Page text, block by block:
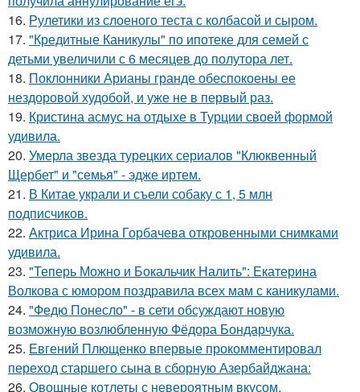
16. Рулетики из слоеного теста с колбасой и сыром.
17. "Кредитные Каникулы" по ипотеке для семей с
детьми увеличили с 6 месяцев до полутора лет.
18. Поклонники Арианы гранде обеспокоены ее
нездоровой худобой, и уже не в первый раз.
19. Кристина асмус на отдыхе в Турции своей формой
удивила.
20. Умерла звезда турецких сериалов "Клюквенный
Щербет" и "семья" - эдже иртем.
21. В Китае украли и съели собаку с 1, 5 млн
подписчиков.
22. Актриса Ирина Горбачева откровенными снимками
удивила.
23. "Теперь Можно и Бокальчик Налить": Екатерина
Волкова с юмором поздравила всех мам с каникулами.
24. "Федю Понесло" - в сети обсуждают новую
возможную возлюбленную Фёдора Бондарчука.
25. Евгений Плющенко впервые прокомментировал
переход старшего сына в сборную Азербайджана:
26. Овощные котлеты с невероятным вкусом.